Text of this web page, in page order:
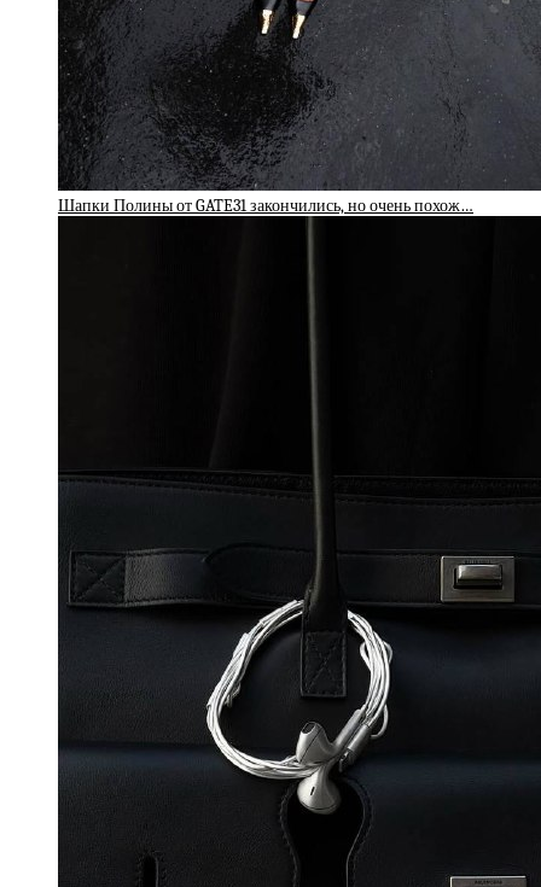
Шапки Полины от GATE31 закончились, но очень похож…